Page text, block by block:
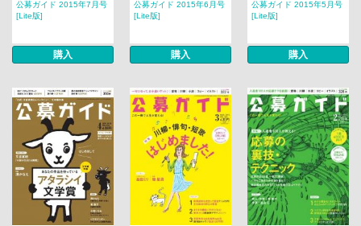
公募ガイド 2015年7月号
[Lite版]
購入
公募ガイド 2015年6月号
[Lite版]
購入
公募ガイド 2015年5月号
[Lite版]
購入